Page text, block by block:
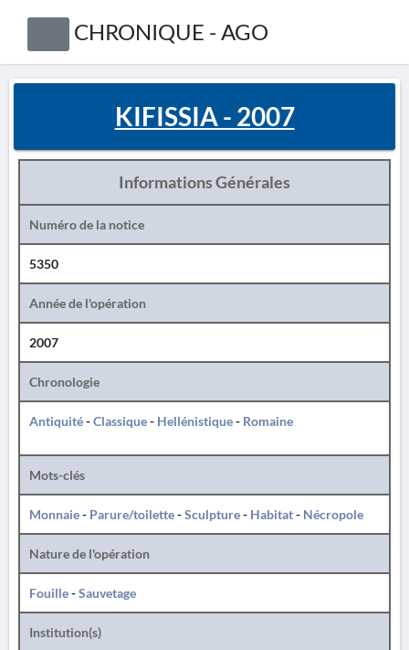
CHRONIQUE - AGO
KIFISSIA - 2007
Informations Générales
Numéro de la notice
5350
Année de l'opération
2007
Chronologie
Antiquité-Classique- Hellénistique- Romaine
Mots-clés
Monnaie- Parure/toilette-Sculpture- Habitat- Nécropole
Nature de l'opération
Fouille-Sauvetage
Institution(s)